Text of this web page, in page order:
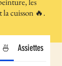
la cuisson 🔥.
🍜 Assiettes 🦞